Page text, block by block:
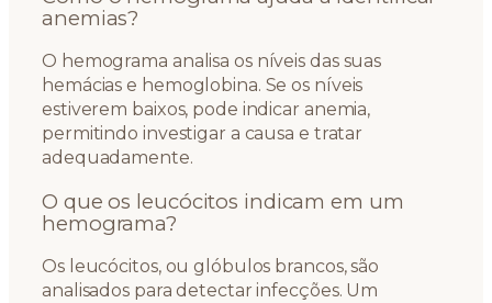
anemias?
O hemograma analisa os níveis das suas
hemácias e hemoglobina. Se os níveis
estiverem baixos, pode indicar anemia,
permitindo investigar a causa e tratar
adequadamente.
O que os leucócitos indicam em um
hemograma?
Os leucócitos, ou glóbulos brancos, são
analisados para detectar infecções. Um